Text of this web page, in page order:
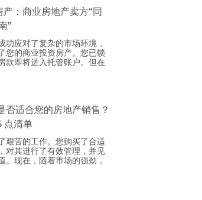
产：商业房地产卖方“同
”
功应对了复杂的市场环境，
您的商业投资房产。您已锁
款即将进入托管账户。但在
否适合您的房地产销售？
点清单
艰苦的工作。您购买了合适
对其进行了有效管理，并见
。现在，随着市场的强劲，